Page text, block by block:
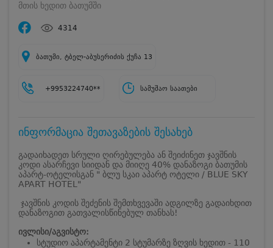
მთის ხედით ბათუმში
4314
ბათუმი, ტბელ-აბუსერიძის ქუჩა 13
+9953224740** სამუშაო საათები
ინფორმაცია შეთავაზების შესახებ
გადაიხადეთ სრული ღირებულება ან შეიძინეთ ჯავშნის
კოდი ასარჩევი სიიდან და მიიღე 40% დანაზოგი ბათუმის
აპარტ-ოტელისგან " ბლუ სკაი აპარტ ოტელი / BLUE SKY
APART HOTEL"
ჯავშნის კოდის შეძენის შემთხვევაში ადგილზე გადაიხდით
დანაზოგით გათვალისწინებულ თანხას!
ივლისი/აგვისტო:
სტუდიო აპარტამენტი 2 სტუმარზე ზღვის ხედით - 110